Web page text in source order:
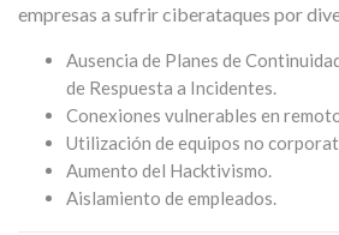
empresas a sufrir ciberataques por
Ausencia de Planes de
de Respuesta a Incidentes.
Conexiones vulnerables en
Utilización de equipos no
Aumento del Hacktivismo.
Aislamiento de empleados.